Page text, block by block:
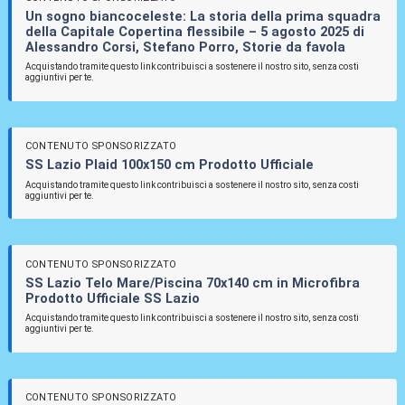
Un sogno biancoceleste: La storia della prima squadra
della Capitale Copertina flessibile – 5 agosto 2025 di
Alessandro Corsi, Stefano Porro, Storie da favola
Acquistando tramite questo link contribuisci a sostenere il nostro sito, senza costi
aggiuntivi per te.
CONTENUTO SPONSORIZZATO
SS Lazio Plaid 100x150 cm Prodotto Ufficiale
Acquistando tramite questo link contribuisci a sostenere il nostro sito, senza costi
aggiuntivi per te.
CONTENUTO SPONSORIZZATO
SS Lazio Telo Mare/Piscina 70x140 cm in Microfibra
Prodotto Ufficiale SS Lazio
Acquistando tramite questo link contribuisci a sostenere il nostro sito, senza costi
aggiuntivi per te.
CONTENUTO SPONSORIZZATO